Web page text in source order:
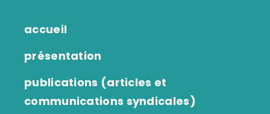
accueil
présentation
publications (articles et
communications syndicales)